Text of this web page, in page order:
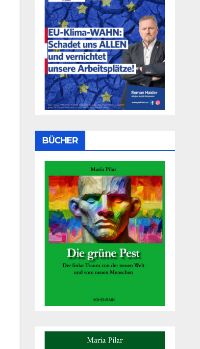
BÜCHER